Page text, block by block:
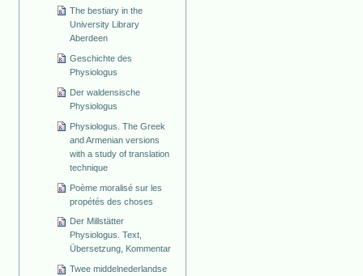
The bestiary in the
University Library
Aberdeen
Geschichte des
Physiologus
Der waldensische
Physiologus
Physiologus. The Greek
and Armenian versions
with a study of translation
technique
Poème moralisé sur les
propétés des choses
Der Millstätter
Physiologus. Text,
Übersetzung, Kommentar
Twee middelnederlandse